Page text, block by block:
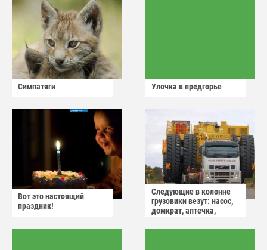
Симпатяги Улочка в предгорье
Вот это настоящий
праздник!
Следующие в колонне
грузовики везут: насос,
домкрат, аптечка,